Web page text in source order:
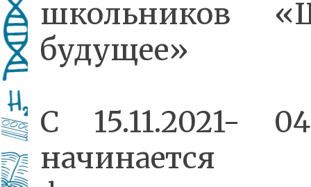
школьников
будущее»
С 15.11.2021-
начинается